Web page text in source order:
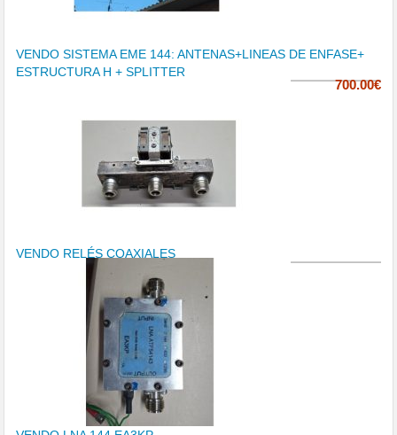
VENDO SISTEMA EME 144: ANTENAS+LINEAS DE ENFASE+
ESTRUCTURA H + SPLITTER
700.00€
VENDO RELÉS COAXIALES